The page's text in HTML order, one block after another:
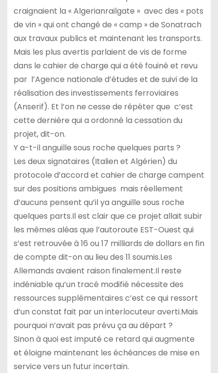
craignaient la « Algerianrailgate » avec des « pots
de vin » qui ont changé de « camp » de Sonatrach
aux travaux publics et maintenant les transports.
Mais les plus avertis parlaient de vis de forme
dans le cahier de charge qui a été fouiné et revu
par l’Agence nationale d’études et de suivi de la
réalisation des investissements ferroviaires
(Anserif). Et l’on ne cesse de répéter que c’est
cette dernière qui a ordonné la cessation du
projet, dit-on.
Y a-t-il anguille sous roche quelques parts ?
Les deux signataires (Italien et Algérien) du
protocole d’accord et cahier de charge campent
sur des positions ambigues mais réellement
d’aucuns pensent qu’il ya anguille sous roche
quelques parts.Il est clair que ce projet allait subir
les mêmes aléas que l’autoroute EST-Ouest qui
s’est retrouvée à 16 ou 17 milliards de dollars en fin
de compte dit-on au lieu des 11 soumis.Les
Allemands avaient raison finalement.Il reste
indéniable qu’un tracé modifié nécessite des
ressources supplémentaires c’est ce qui ressort
d’un constat fait par un interlocuteur averti.Mais
pourquoi n’avait pas prévu ça au départ ?
Sinon à quoi est imputé ce retard qui augmente
et éloigne maintenant les échéances de mise en
service vers un futur incertain.